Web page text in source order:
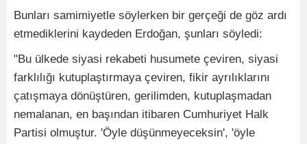
Bunları samimiyetle söylerken bir gerçeği de göz ardı
etmediklerini kaydeden Erdoğan, şunları söyledi:
"Bu ülkede siyasi rekabeti husumete çeviren, siyasi
farklılığı kutuplaştırmaya çeviren, fikir ayrılıklarını
çatışmaya dönüştüren, gerilimden, kutuplaşmadan
nemalanan, en başından itibaren Cumhuriyet Halk
Partisi olmuştur. 'Öyle düşünmeyeceksin', 'öyle